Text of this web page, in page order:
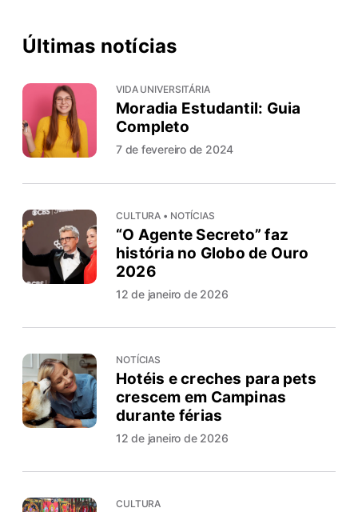
Últimas notícias
VIDA UNIVERSITÁRIA
Moradia Estudantil: Guia
Completo
7 de fevereiro de 2024
CULTURA • NOTÍCIAS
“O Agente Secreto” faz
história no Globo de Ouro
2026
12 de janeiro de 2026
NOTÍCIAS
Hotéis e creches para pets
crescem em Campinas
durante férias
12 de janeiro de 2026
CULTURA